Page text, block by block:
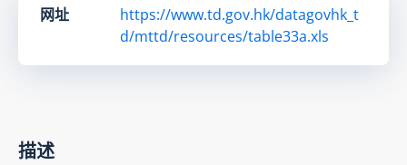
网址
https://www.td.gov.hk/datagovhk_t
d/mttd/resources/table33a.xls
描述